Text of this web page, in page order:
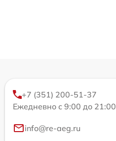
+7 (351) 200-51-37
Ежедневно с 9:00 до 21:00
info@re-aeg.ru